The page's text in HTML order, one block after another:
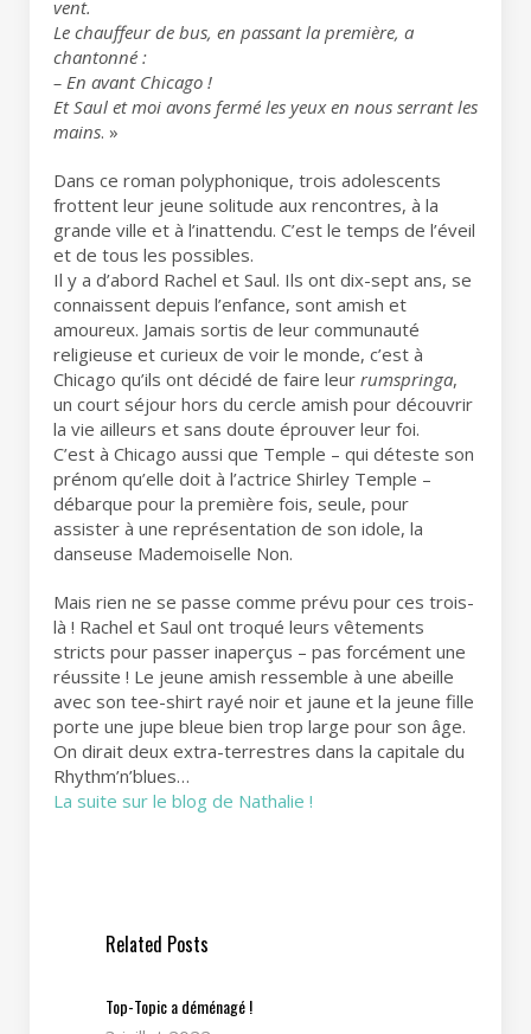
vent.
Le chauffeur de bus, en passant la première, a
chantonné :
– En avant Chicago !
Et Saul et moi avons fermé les yeux en nous serrant les
mains. »
Dans ce roman polyphonique, trois adolescents
frottent leur jeune solitude aux rencontres, à la
grande ville et à l’inattendu. C’est le temps de l’éveil
et de tous les possibles.
Il y a d’abord Rachel et Saul. Ils ont dix-sept ans, se
connaissent depuis l’enfance, sont amish et
amoureux. Jamais sortis de leur communauté
religieuse et curieux de voir le monde, c’est à
Chicago qu’ils ont décidé de faire leur rumspringa,
un court séjour hors du cercle amish pour découvrir
la vie ailleurs et sans doute éprouver leur foi.
C’est à Chicago aussi que Temple – qui déteste son
prénom qu’elle doit à l’actrice Shirley Temple –
débarque pour la première fois, seule, pour
assister à une représentation de son idole, la
danseuse Mademoiselle Non.
Mais rien ne se passe comme prévu pour ces trois-
là ! Rachel et Saul ont troqué leurs vêtements
stricts pour passer inaperçus – pas forcément une
réussite ! Le jeune amish ressemble à une abeille
avec son tee-shirt rayé noir et jaune et la jeune fille
porte une jupe bleue bien trop large pour son âge.
On dirait deux extra-terrestres dans la capitale du
Rhythm’n’blues…
La suite sur le blog de Nathalie !
Related Posts
Top-Topic a déménagé !